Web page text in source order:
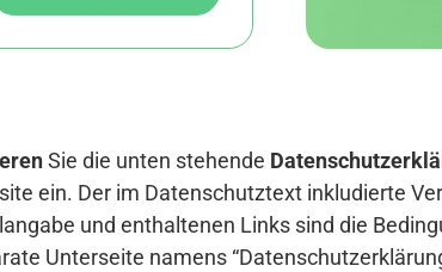
Sie die unten stehende
ein. Der im Datenschutztext inkludierte
und enthaltenen Links sind die
Unterseite namens